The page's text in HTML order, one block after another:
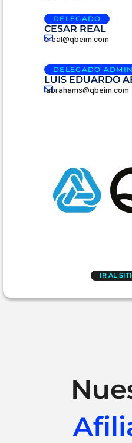
DELEGADO
CESAR REAL
creal@qbeim.com
DELEGADO
LUIS EDUARDO
labrahams@qbeim.com
IR AL